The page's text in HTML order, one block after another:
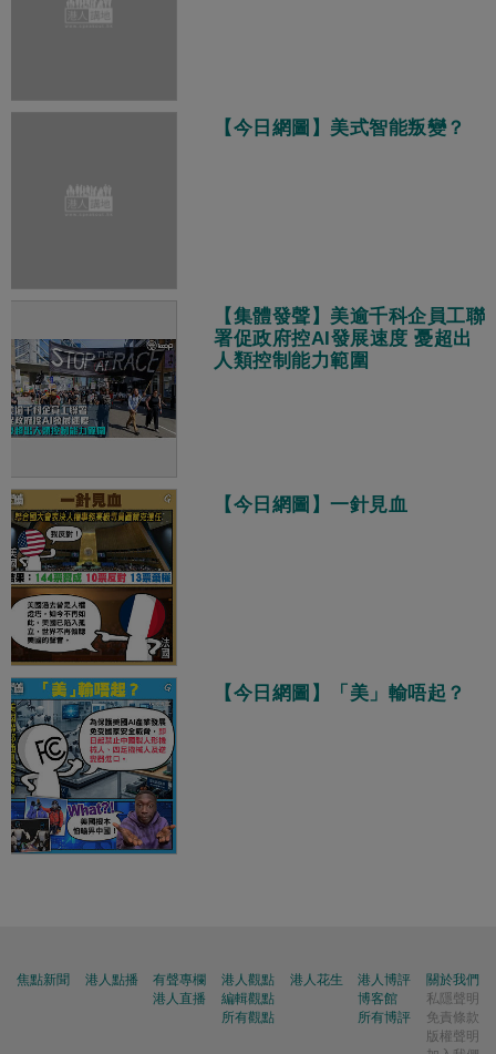
【今日網圖】美式智能叛變？
【集體發聲】美逾千科企員工聯
署促政府控AI發展速度 憂超出
人類控制能力範圍
【今日網圖】一針見血
【今日網圖】「美」輸唔起？
焦點新聞 港人點播
有聲專欄
港人直播
港人觀點
編輯觀點
所有觀點
港人花生
港人博評
博客館
所有博評
關於我們
私隱聲明
免責條款
版權聲明